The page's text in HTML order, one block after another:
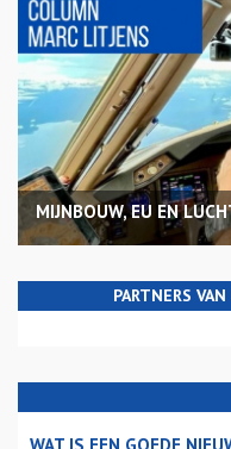
MIJNBOUW, EU EN
PARTNERS
WAT IS EEN GOEDE